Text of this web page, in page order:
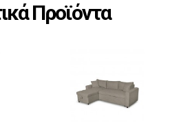
Προϊόντα